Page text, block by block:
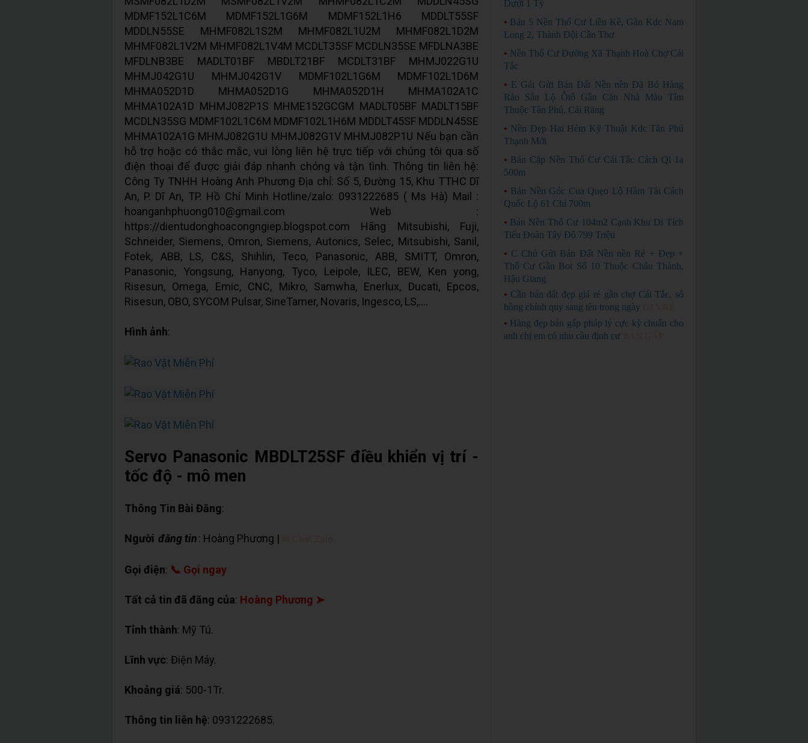
MDMF152L1C6M MDMF152L1G6M MDMF152L1H6 MDDLT55SF
MDDLN55SE MHMF082L1S2M MHMF082L1U2M MHMF082L1D2M
MHMF082L1V2M MHMF082L1V4M MCDLT35SF MCDLN35SE MFDLNA3BE
MFDLNB3BE MADLT01BF MBDLT21BF MCDLT31BF MHMJ022G1U
MHMJ042G1U MHMJ042G1V MDMF102L1G6M MDMF102L1D6M
MHMA052D1D MHMA052D1G MHMA052D1H MHMA102A1C
MHMA102A1D MHMJ082P1S MHME152GCGM MADLT05BF MADLT15BF
MCDLN35SG MDMF102L1C6M MDMF102L1H6M MDDLT45SF MDDLN45SE
MHMA102A1G MHMJ082G1U MHMJ082G1V MHMJ082P1U Nếu bạn cần
hỗ trợ hoặc có thắc mắc, vui lòng liên hệ trực tiếp với chúng tôi qua số
điện thoại để được giải đáp nhanh chóng và tận tình. Thông tin liên hệ:
Công Ty TNHH Hoàng Anh Phương Địa chỉ: Số 5, Đường 15, Khu TTHC Dĩ
An, P. Dĩ An, TP. Hồ Chí Minh Hotline/zalo: 0931222685 ( Ms Hà) Mail :
hoanganhphuong010@gmail.com Web :
https://dientudonghoacongngiep.blogspot.com Hãng Mitsubishi, Fuji,
Schneider, Siemens, Omron, Siemens, Autonics, Selec, Mitsubishi, Sanil,
Fotek, ABB, LS, C&S, Shihlin, Teco, Panasonic, ABB, SMITT, Omron,
Panasonic, Yongsung, Hanyong, Tyco, Leipole, ILEC, BEW, Ken yong,
Risesun, Omega, Emic, CNC, Mikro, Samwha, Enerlux, Ducati, Epcos,
Risesun, OBO, SYCOM Pulsar, SineTamer, Novaris, Ingesco, LS,….
Hình ảnh:
Servo Panasonic MBDLT25SF điều khiển vị trí -
tốc độ - mô men
Thông Tin Bài Đăng:
Người đăng tin: Hoàng Phương |
Gọi điện: 📞 Gọi ngay
Tất cả tin đã đăng của: Hoàng Phương ➤
Tỉnh thành: Mỹ Tú.
Lĩnh vực: Điện Máy.
Khoảng giá: 500-1Tr.
Thông tin liên hệ: 0931222685.
Dưới 1 Tỷ
• Bán 5 Nền Thổ Cư Liền Kề, Gần Kdc Nam
Long 2, Thành Đội Cần Thơ
• Nền Thổ Cư Đường Xã Thạnh Hoà Chợ Cái
Tắc
• E Gái Gửi Bán Đất Nền nền Đã Bó Hàng
Rào Sẵn Lộ Ôtô Gần Căn Nhà Màu Tím
Thuộc Tân Phú, Cái Răng
• Nền Đẹp Hai Hẻm Kỹ Thuật Kdc Tân Phú
Thạnh Mới
• Bán Cặp Nền Thổ Cư Cái Tắc Cách Ql 1a
500m
• Bán Nền Góc Cua Quẹo Lộ Hầm Tài Cách
Quốc Lộ 61 Chỉ 700m
• Bán Nền Thổ Cư 104m2 Cạnh Khu Di Tích
Tiểu Đoàn Tây Đô 799 Triệu
• C Chủ Gửi Bán Đất Nền nền Rẻ + Đẹp +
Thổ Cư Gần Bot Số 10 Thuộc Châu Thành,
Hậu Giang
• Cần bán đất đẹp giá rẻ gần chợ Cái Tắc, sổ
hồng chính quy sang tên trong ngày
• Hàng đẹp bán gấp pháp lý cực kỳ chuẩn cho
anh chị em có nhu cầu định cư